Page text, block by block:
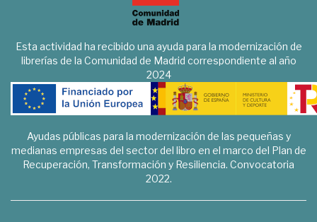
Esta actividad ha recibido una ayuda para la modernización de
librerías de la Comunidad de Madrid correspondiente al año
2024
Ayudas públicas para la modernización de las pequeñas y
medianas empresas del sector del libro en el marco del Plan de
Recuperación, Transformación y Resiliencia. Convocatoria
2022.